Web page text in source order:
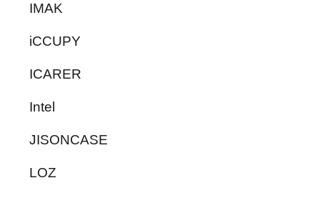
IMAK
iCCUPY
ICARER
Intel
JISONCASE
LOZ